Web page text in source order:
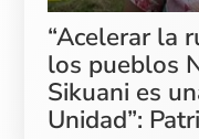
“Acelerar la
los pueblos
Sikuani es
Unidad”: